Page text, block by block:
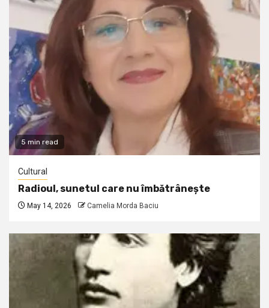
5 min read
Cultural
Radioul, sunetul care nu îmbătrânește
May 14, 2026 Camelia Morda Baciu